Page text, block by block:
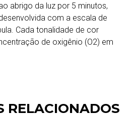
abrigo da luz por 5 minutos,
com a escala de
Cada tonalidade de cor
de oxigênio (O2) em
RELACIONADOS